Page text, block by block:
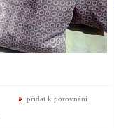
přidat k porovnání